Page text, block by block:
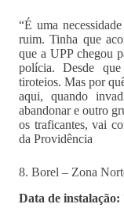
“É uma
ruim. Tinha que
que a UPP chegou
polícia. Desde
tiroteios. Mas por
aqui, quando
abandonar e outro
os traficantes, vai
da Providência
8. Borel – Zona
Data de